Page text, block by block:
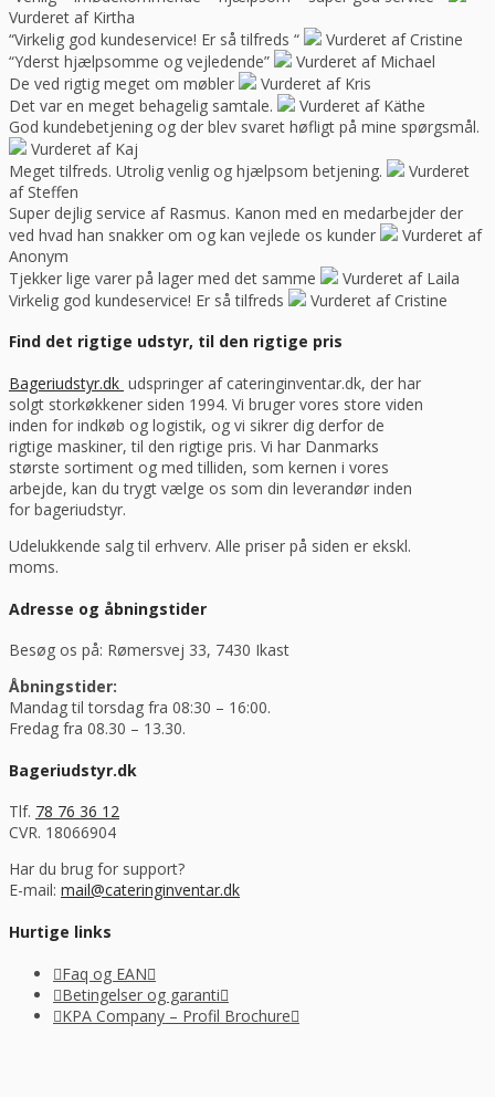
Vurderet af Kirtha
“Virkelig god kundeservice! Er så tilfreds “
Vurderet af Cristine
“Yderst hjælpsomme og vejledende”
Vurderet af Michael
De ved rigtig meget om møbler
Vurderet af Kris
Det var en meget behagelig samtale.
Vurderet af Käthe
God kundebetjening og der blev svaret høfligt på mine spørgsmål.
Vurderet af Kaj
Meget tilfreds. Utrolig venlig og hjælpsom betjening.
Vurderet
af Steffen
Super dejlig service af Rasmus. Kanon med en medarbejder der
ved hvad han snakker om og kan vejlede os kunder
Vurderet af
Anonym
Tjekker lige varer på lager med det samme
Vurderet af Laila
Virkelig god kundeservice! Er så tilfreds
Vurderet af Cristine
Find det rigtige udstyr, til den rigtige pris
Bageriudstyr.dk udspringer af cateringinventar.dk, der har
solgt storkøkkener siden 1994. Vi bruger vores store viden
inden for indkøb og logistik, og vi sikrer dig derfor de
rigtige maskiner, til den rigtige pris. Vi har Danmarks
største sortiment og med tilliden, som kernen i vores
arbejde, kan du trygt vælge os som din leverandør inden
for bageriudstyr.
Udelukkende salg til erhverv. Alle priser på siden er ekskl.
moms.
Adresse og åbningstider
Besøg os på: Rømersvej 33, 7430 Ikast
Åbningstider:
Mandag til torsdag fra 08:30 – 16:00.
Fredag fra 08.30 – 13.30.
Bageriudstyr.dk
Tlf. 78 76 36 12
CVR. 18066904
Har du brug for support?
E-mail: mail@cateringinventar.dk
Hurtige links
Faq og EAN
Betingelser og garanti
KPA Company – Profil Brochure